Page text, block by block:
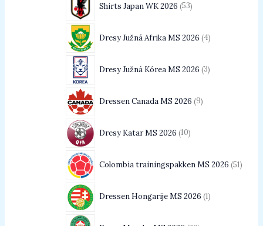
Shirts Japan WK 2026 53
Dresy Južná Afrika MS 2026 4
Dresy Južná Kórea MS 2026 3
Dressen Canada MS 2026 9
Dresy Katar MS 2026 10
Colombia trainingspakken MS 2026 51
Dressen Hongarije MS 2026 1